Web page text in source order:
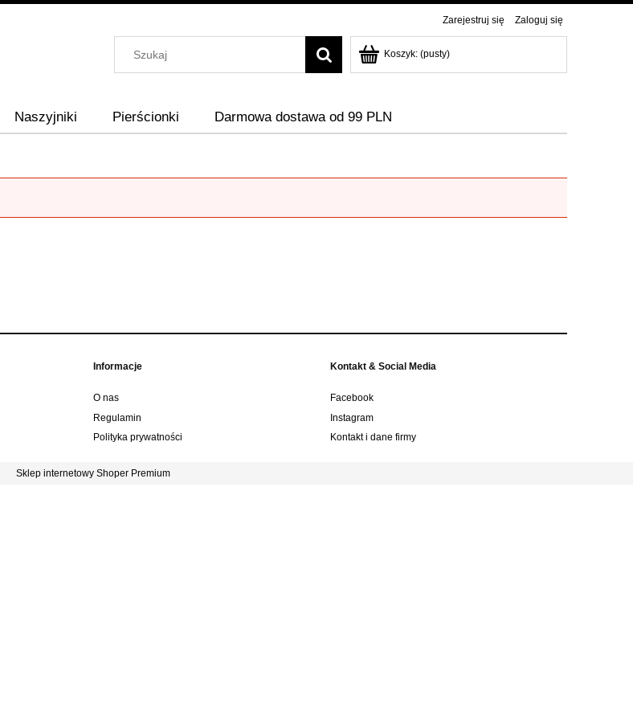
Zarejestruj się Zaloguj się
Koszyk: (pusty)
Naszyjniki Pierścionki Darmowa dostawa od 99 PLN
Informacje
O nas
Regulamin
Polityka prywatności
Kontakt & Social Media
Facebook
Instagram
Kontakt i dane firmy
Sklep internetowy Shoper Premium